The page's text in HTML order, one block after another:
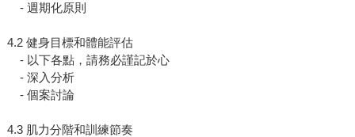
- 週期化原則
4.2 健身目標和體能評估
- 以下各點，請務必謹記於心
- 深入分析
- 個案討論
4.3 肌力分階和訓練節奏